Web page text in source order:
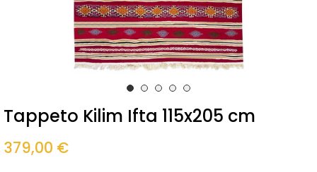
Tappeto Kilim Ifta 115x205 cm
379,00 €